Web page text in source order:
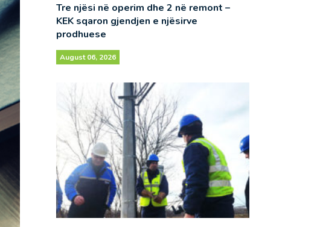
Tre njësi në operim dhe 2 në remont –
KEK sqaron gjendjen e njësirve
prodhuese
August 06, 2026